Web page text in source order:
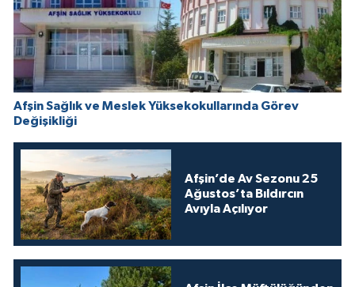
Afşin Sağlık ve Meslek Yüksekokullarında Görev
Değişikliği
Afşin’de Av Sezonu 25
Ağustos’ta Bıldırcın
Avıyla Açılıyor